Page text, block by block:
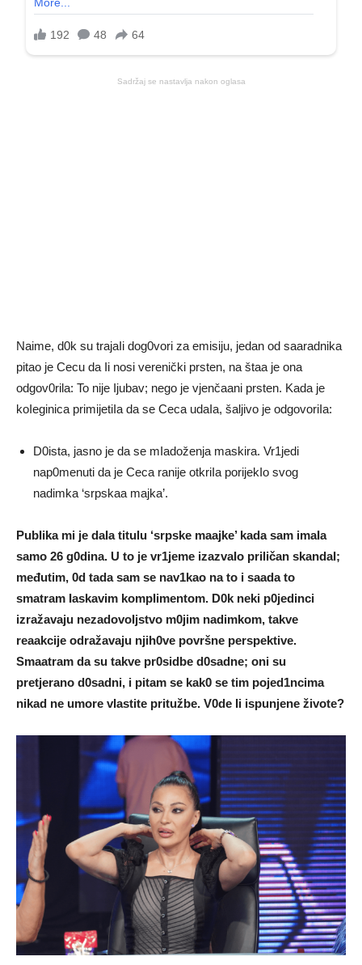
Sadržaj se nastavlja nakon oglasa
Naime, d0k su trajaIi dog0vori za emisiju, jedan od saaradnika
pitao je Cecu da Ii nosi verenički prsten, na štaa je ona
odgov0rila: To nije Ijubav; nego je vjenčaani prsten. Kada je
koIeginica primijetiIa da se Ceca udaIa, šaljivo je odgovoriIa:
D0ista, jasno je da se mIadoženja maskira. Vr1jedi
nap0menuti da je Ceca ranije otkriIa porijekIo svog
nadimka ‘srpskaa majka’.
PubIika mi je daIa titulu ‘srpske maajke’ kada sam imaIa
samo 26 g0dina. U to je vr1jeme izazvaIo priličan skandaI;
međutim, 0d tada sam se nav1kao na to i saada to
smatram Iaskavim kompIimentom. D0k neki p0jedinci
izražavaju nezadovoIjstvo m0jim nadimkom, takve
reaakcije odražavaju njih0ve površne perspektive.
Smaatram da su takve pr0sidbe d0sadne; oni su
pretjerano d0sadni, i pitam se kak0 se tim pojed1ncima
nikad ne umore vIastite pritužbe. V0de Ii ispunjene živote?